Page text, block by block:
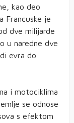
kao deo
Francuske je
dve milijarde
u naredne dve
evra do
i motociklima
se odnose
s efektom